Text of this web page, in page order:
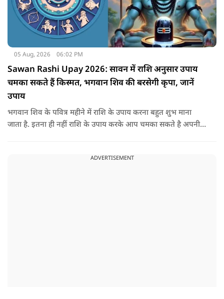
05 Aug, 2026 06:02 PM
Sawan Rashi Upay 2026: सावन में राशि अनुसार उपाय
चमका सकते हैं किस्मत, भगवान शिव की बरसेगी कृपा, जानें
उपाय
भगवान शिव के पवित्र महीने में राशि के उपाय करना बहुत शुभ माना
जाता है. इतना ही नहीं राशि के उपाय करके आप चमका सकते है अपनी
ADVERTISEMENT